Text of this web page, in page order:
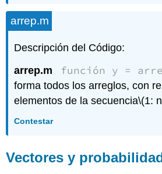
arrep.m
Descripción del Código:
arrep.m
función y =
forma todos los arreglos, con
elementos de la secuencia\(1:
Contestar
Vectores y